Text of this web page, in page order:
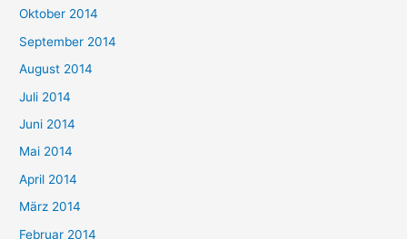
Oktober 2014
September 2014
August 2014
Juli 2014
Juni 2014
Mai 2014
April 2014
März 2014
Februar 2014